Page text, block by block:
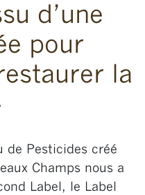
d’une
pour
la
de Pesticides créé
Champs nous a
Label, le Label